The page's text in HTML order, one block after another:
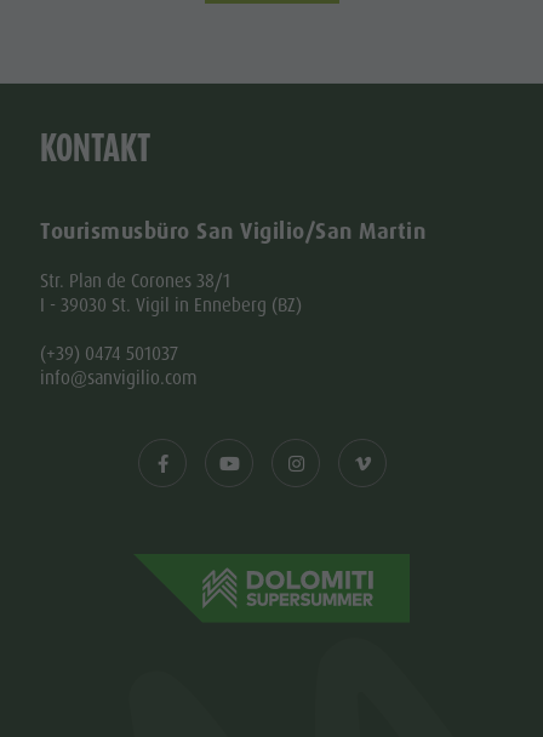
KONTAKT
Tourismusbüro San Vigilio/San Martin
Str. Plan de Corones 38/1
I - 39030 St. Vigil in Enneberg (BZ)
(+39) 0474 501037
info@sanvigilio.com